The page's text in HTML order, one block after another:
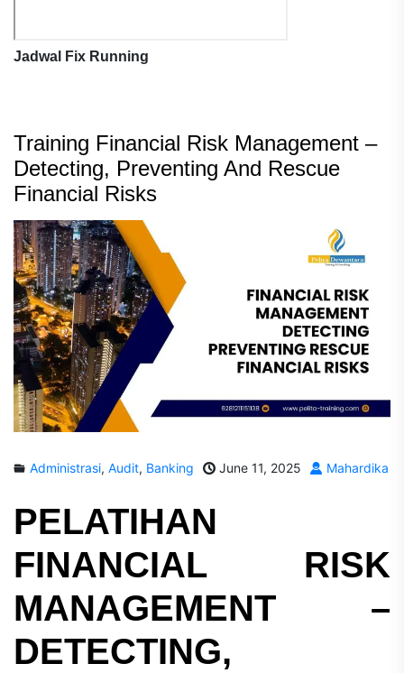
Jadwal Fix Running
Training Financial Risk Management –
Detecting, Preventing And Rescue
Financial Risks
Administrasi, Audit, Banking June 11, 2025 Mahardika
PELATIHAN
FINANCIAL RISK
MANAGEMENT –
DETECTING,